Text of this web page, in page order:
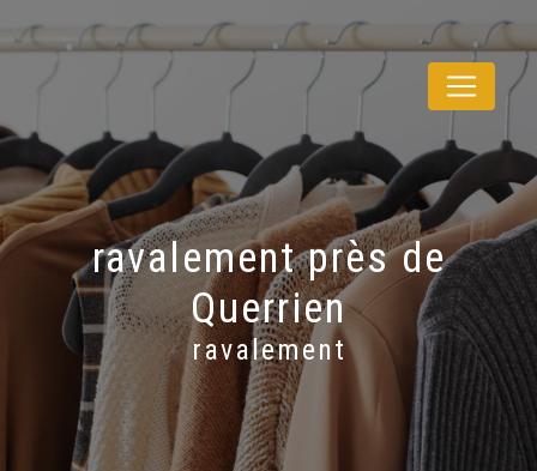
ravalement près de
Querrien
ravalement